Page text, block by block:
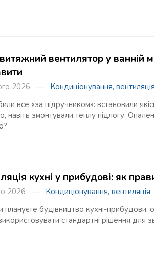
вентилятор у ванній
2026 — Кондиціонування, вентиляція
все «за підручником»: встановили
навіть змонтували теплу підлогу.
кухні у прибудові: як
2026 — Кондиціонування, вентиляція
будівництво кухні-прибудови,
стандартні рішення для